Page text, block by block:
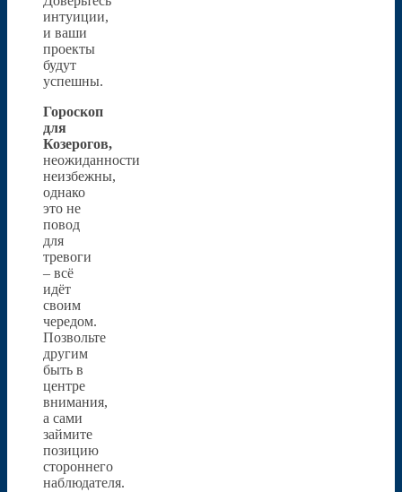
интуиции,
и ваши
проекты
будут
успешны.
Гороскоп
для
Козерогов,
неожиданности
неизбежны,
однако
это не
повод
для
тревоги
– всё
идёт
своим
чередом.
Позвольте
другим
быть в
центре
внимания,
а сами
займите
позицию
стороннего
наблюдателя.